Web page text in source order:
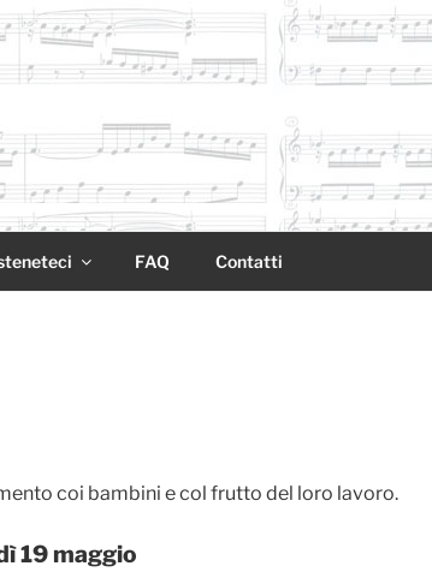
FAQ Contatti
coi bambini e col frutto del loro lavoro.
19 maggio